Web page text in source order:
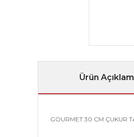
Ürün
GOURMET 30 CM ÇUKUR